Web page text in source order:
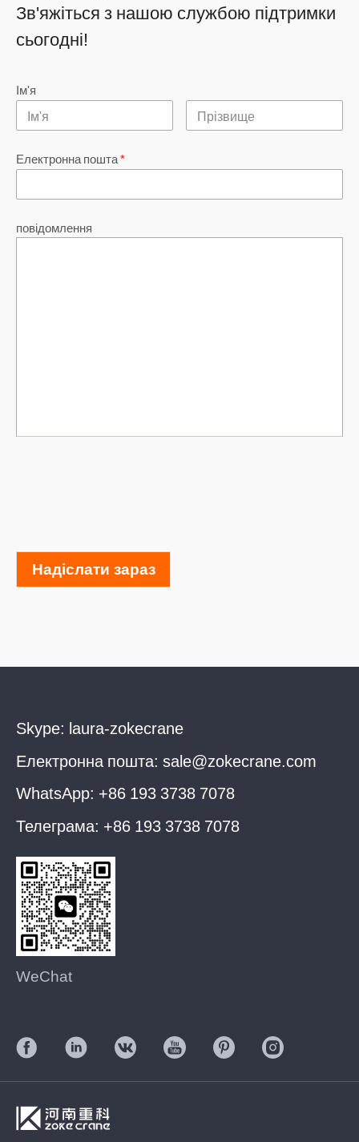
Зв'яжіться з нашою службою підтримки
сьогодні!
Ім'я
Електронна пошта*
повідомлення
Надіслати зараз
Skype: laura-zokecrane
Електронна пошта: sale@zokecrane.com
WhatsApp: +86 193 3738 7078
Телеграма: +86 193 3738 7078
WeChat